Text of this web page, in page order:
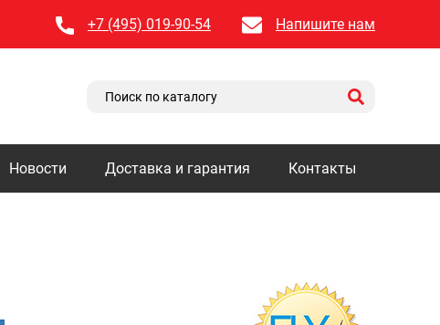
+7 (495) 019-90-54 Напишите нам
Новости Доставка и гарантия Контакты